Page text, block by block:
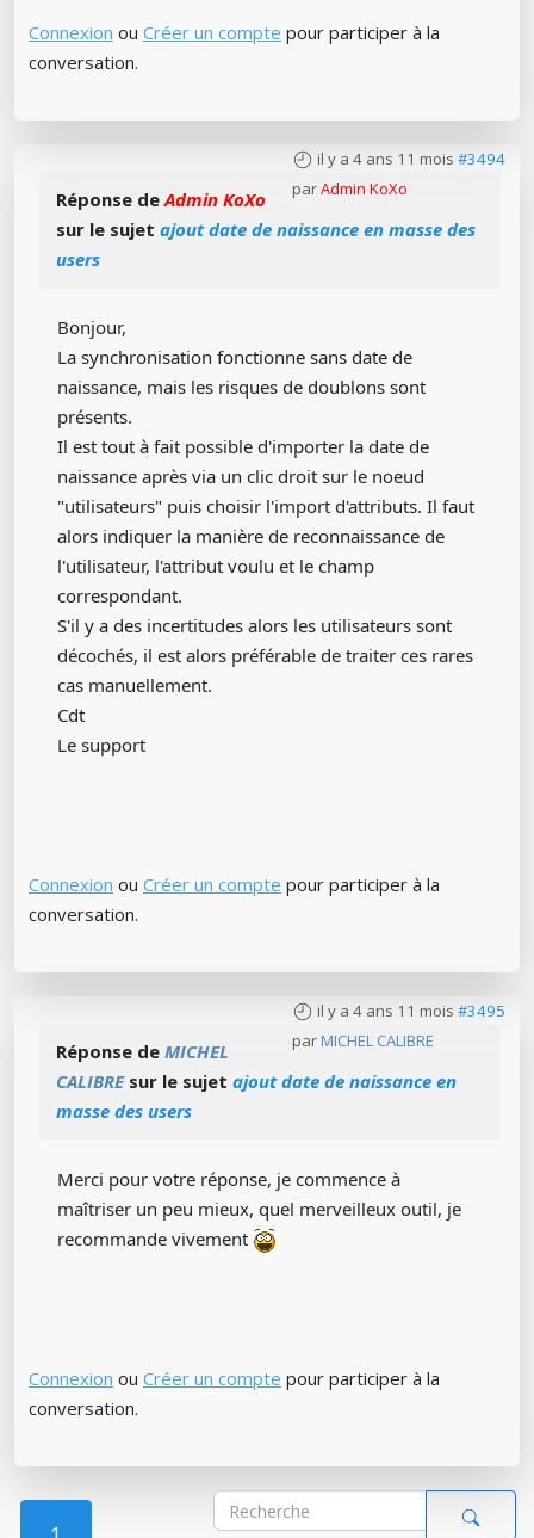
Connexion ou Créer un compte pour participer à la
conversation.
il y a 4 ans 11 mois #3494
parAdmin KoXo
Réponse deAdmin KoXo
sur le sujet ajout date de naissance en masse des
users
Bonjour,
La synchronisation fonctionne sans date de
naissance, mais les risques de doublons sont
présents.
Il est tout à fait possible d'importer la date de
naissance après via un clic droit sur le noeud
"utilisateurs" puis choisir l'import d'attributs. Il faut
alors indiquer la manière de reconnaissance de
l'utilisateur, l'attribut voulu et le champ
correspondant.
S'il y a des incertitudes alors les utilisateurs sont
décochés, il est alors préférable de traiter ces rares
cas manuellement.
Cdt
Le support
Connexion ou Créer un compte pour participer à la
conversation.
il y a 4 ans 11 mois #3495
par MICHEL CALIBRE
Réponse de MICHEL
CALIBREsur le sujet ajout date de naissance en
masse des users
Merci pour votre réponse, je commence à
maîtriser un peu mieux, quel merveilleux outil, je
recommande vivement
Connexion ou Créer un compte pour participer à la
conversation.